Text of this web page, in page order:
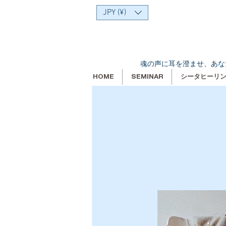
JPY (¥)
魂の声に耳を澄ませ、あ
HOME SEMINAR シータヒーリ